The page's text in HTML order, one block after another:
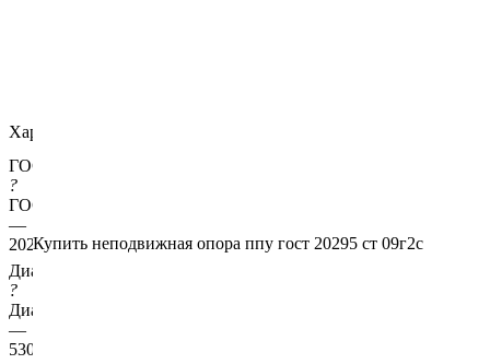
Купить неподвижная опора ппу гост 20295 ст 09г2с
Характеристики
ГОСТ несущей трубы
?
ГОСТ основной трубы
—
20295
Диаметр трубы, мм
?
Диаметр основной трубы
—
530